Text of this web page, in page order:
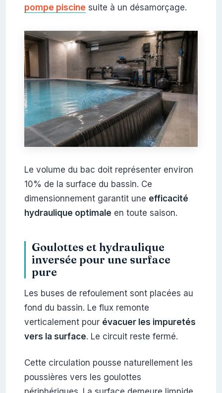
pompe piscine suite à un désamorçage.
Le volume du bac doit représenter environ
10% de la surface du bassin. Ce
dimensionnement garantit une efficacité
hydraulique optimale en toute saison.
Goulottes et hydraulique
inversée pour une surface
pure
Les buses de refoulement sont placées au
fond du bassin. Le flux remonte
verticalement pour évacuer les impuretés
vers la surface. Le circuit reste fermé.
Cette circulation pousse naturellement les
poussières vers les goulottes